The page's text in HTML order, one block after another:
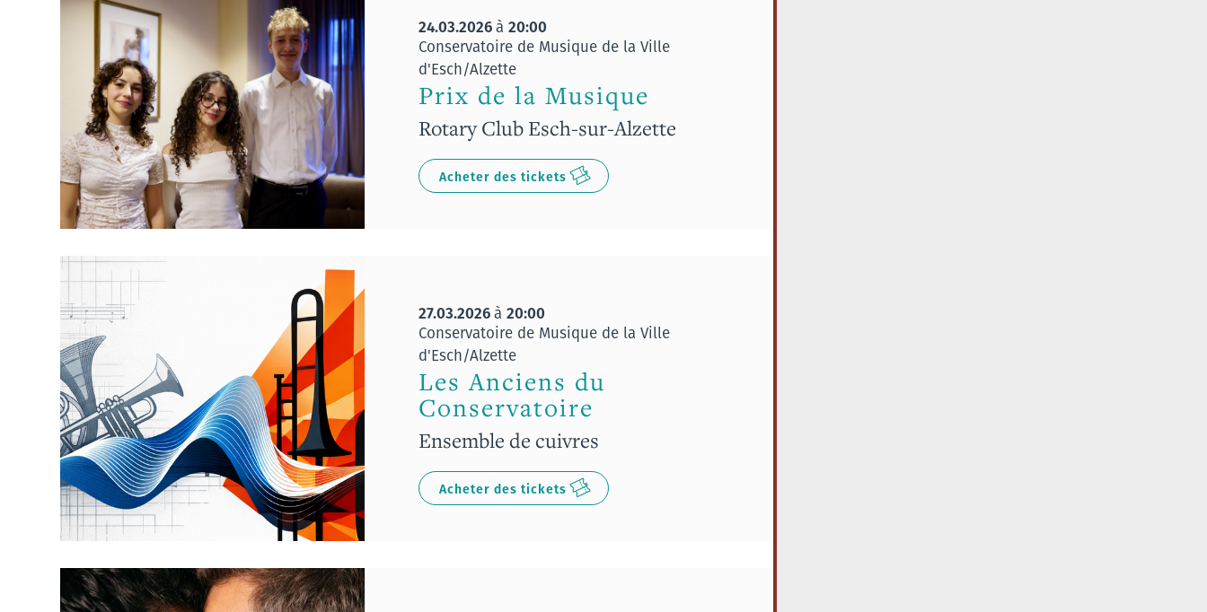
24.03.2026à 20:00
Conservatoire de Musique de la Ville
d'Esch/Alzette
Prix de la Musique
Rotary Club Esch-sur-Alzette
Acheter des tickets
27.03.2026à 20:00
Conservatoire de Musique de la Ville
d'Esch/Alzette
Les Anciens du
Conservatoire
Ensemble de cuivres
Acheter des tickets